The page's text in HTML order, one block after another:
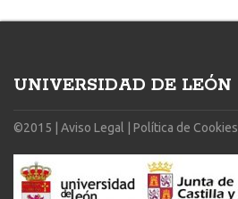
UNIVERSIDAD DE LEÓN
©2015 | Aviso Legal Política de Cookies